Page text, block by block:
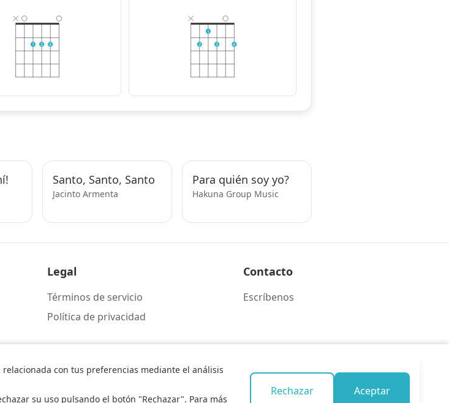
1 2 3 2
1
3 4
Santo, Santo, Santo
Jacinto Armenta
Para quién soy yo?
Hakuna Group Music
Legal
Términos de servicio
Política de privacidad
Contacto
Escríbenos
con tus preferencias mediante el análisis
su uso pulsando el botón "Rechazar". Para más
Rechazar Aceptar